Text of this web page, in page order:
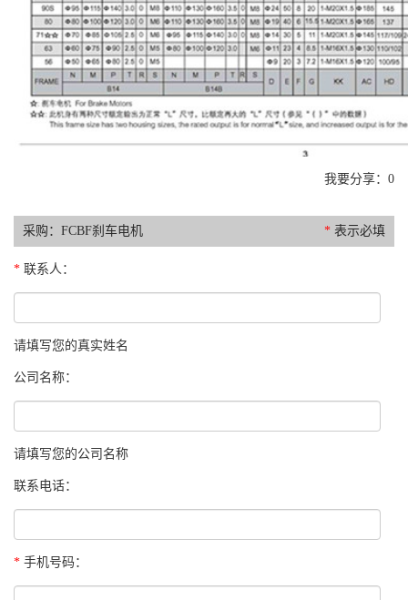
我要分享： 0
采购：FCBF刹车电机 * 表示必填
* 联系人：
请填写您的真实姓名
公司名称：
请填写您的公司名称
联系电话：
* 手机号码：